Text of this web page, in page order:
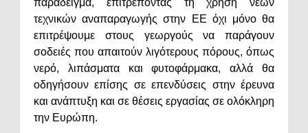
παράδειγμα, επιτρέποντας τη χρήση νέων
τεχνικών αναπαραγωγής στην ΕΕ όχι μόνο θα
επιτρέψουμε στους γεωργούς να παράγουν
σοδειές που απαιτούν λιγότερους πόρους, όπως
νερό, λιπάσματα και φυτοφάρμακα, αλλά θα
οδηγήσουν επίσης σε επενδύσεις στην έρευνα
και ανάπτυξη και σε θέσεις εργασίας σε ολόκληρη
την Ευρώπη.